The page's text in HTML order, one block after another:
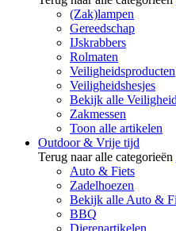
(Zak)lampen
Gereedschap
IJskrabbers
Rolmaten
Veiligheidsproducten
Veiligheidshesjes
Bekijk alle
Zakmessen
Toon alle artikelen
Outdoor & Vrije tijd
Terug naar alle categorieën
Auto & Fiets
Zadelhoezen
Bekijk alle Auto &
BBQ
Dierenartikelen